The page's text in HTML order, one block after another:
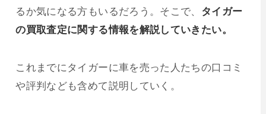
るか気になる方もいるだろう。そこで、 タイガー
の買取査定に関する情報を解説していきたい。
これまでにタイガーに車を売った人たちの口コミ
や評判なども含めて説明していく。